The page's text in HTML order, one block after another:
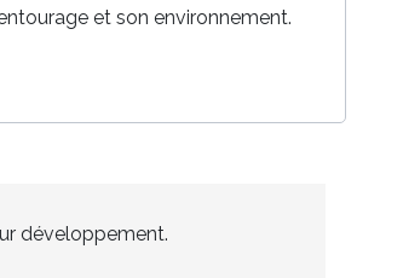
et son environnement.
développement.